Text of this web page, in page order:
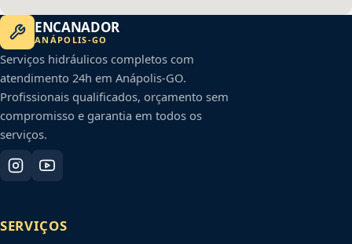
ENCANADOR
ANÁPOLIS-GO
Serviços hidráulicos completos com
atendimento 24h em Anápolis-GO.
Profissionais qualificados, orçamento sem
compromisso e garantia em todos os
serviços.
SERVIÇOS